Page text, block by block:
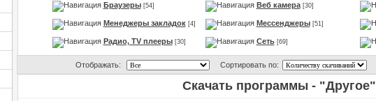
Браузеры [54] Веб камера [30]
Менеджеры закладок [4] Мессенджеры [51]
Радио, TV плееры [30] Сеть [69]
Отображать: Сортировать по:
Скачать программы - "Другое"